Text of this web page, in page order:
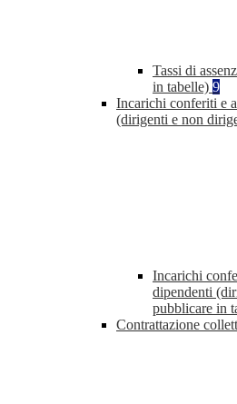
Tassi di
in tabelle) 9
Incarichi conferiti e
(dirigenti e non
Incarichi
dipendenti
pubblicare in
Contrattazione